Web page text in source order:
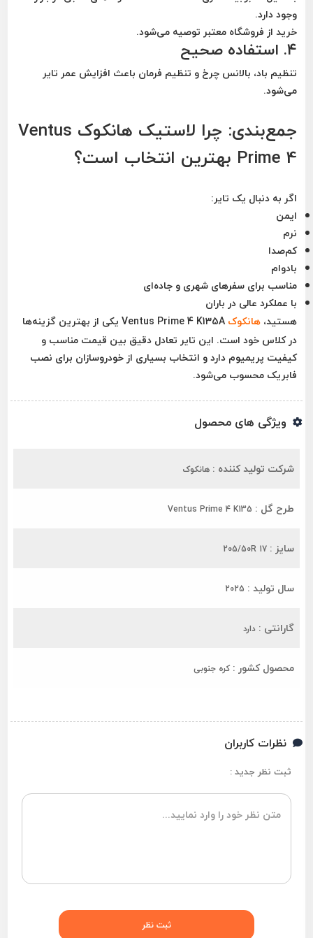
وجود دارد.
خرید از فروشگاه معتبر توصیه می‌شود.
۴. استفاده صحیح
تنظیم باد، بالانس چرخ و تنظیم فرمان باعث افزایش عمر تایر
می‌شود.
جمع‌بندی: چرا لاستیک هانکوک Ventus
Prime 4 بهترین انتخاب است؟
اگر به دنبال یک تایر:
ایمن
نرم
کم‌صدا
بادوام
مناسب برای سفرهای شهری و جاده‌ای
با عملکرد عالی در باران
هستید،هانکوکVentus Prime 4 K135A یکی از بهترین گزینه‌ها
در کلاس خود است. این تایر تعادل دقیق بین قیمت مناسب و
کیفیت پریمیوم دارد و انتخاب بسیاری از خودروسازان برای نصب
فابریک محسوب می‌شود.
ویژگی های محصول
شرکت تولید کننده : هانکوک
طرح گل : Ventus Prime 4 K135
سایز : 205/50R 17
سال تولید : 2025
گارانتی : دارد
محصول کشور : کره جنوبی
نظرات کاربران
ثبت نظر جدید :